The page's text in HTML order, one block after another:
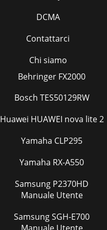
DCMA
Contattarci
Chi siamo
Behringer FX2000
Bosch TES50129RW
Huawei HUAWEI nova lite 2
Yamaha CLP295
Yamaha RX-A550
Samsung P2370HD
Manuale Utente
Samsung SGH-E700